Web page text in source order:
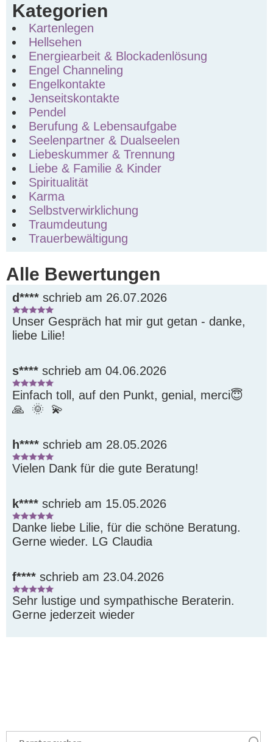
Kategorien
Kartenlegen
Hellsehen
Energiearbeit & Blockadenlösung
Engel Channeling
Engelkontakte
Jenseitskontakte
Pendel
Berufung & Lebensaufgabe
Seelenpartner & Dualseelen
Liebeskummer & Trennung
Liebe & Familie & Kinder
Spiritualität
Karma
Selbstverwirklichung
Traumdeutung
Trauerbewältigung
Alle Bewertungen
d**** schrieb am 26.07.2026
Unser Gespräch hat mir gut getan - danke,
liebe Lilie!
s**** schrieb am 04.06.2026
Einfach toll, auf den Punkt, genial, merci😇
🙏  🌞  💫
h**** schrieb am 28.05.2026
Vielen Dank für die gute Beratung!
k**** schrieb am 15.05.2026
Danke liebe Lilie, für die schöne Beratung.
Gerne wieder. LG Claudia
f**** schrieb am 23.04.2026
Sehr lustige und sympathische Beraterin.
Gerne jederzeit wieder